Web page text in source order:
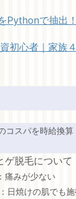
Pythonで抽出
資初心者｜家族
コスパを時給換
ゲ脱毛について
痛みが少ない
日焼けの肌でも